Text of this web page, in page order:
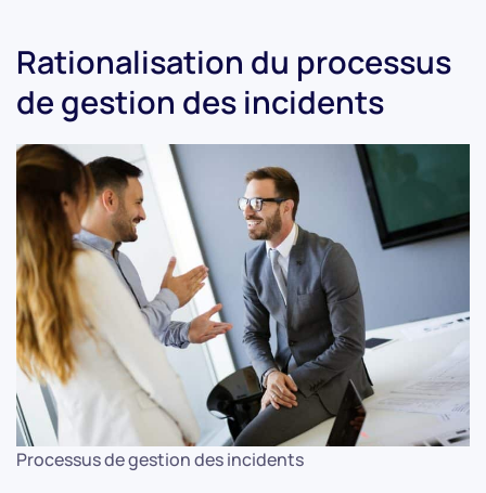
Rationalisation du processus
de gestion des incidents
Processus de gestion des incidents